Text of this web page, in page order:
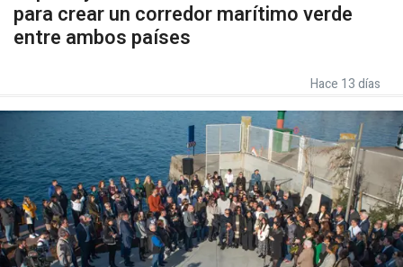
para crear un corredor marítimo verde
entre ambos países
Hace 13 días